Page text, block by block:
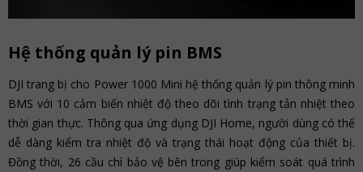
Hệ thống quản lý pin BMS
DJI trang bị cho Power 1000 Mini hệ thống quản lý pin thông minh
BMS với 10 cảm biến nhiệt độ theo dõi tình trạng tản nhiệt theo
thời gian thực. Thông qua ứng dụng DJI Home, người dùng có thể
dễ dàng kiểm tra nhiệt độ và trạng thái hoạt động của thiết bị.
Đồng thời, 26 cầu chì bảo vệ bên trong giúp kiểm soát quá trình